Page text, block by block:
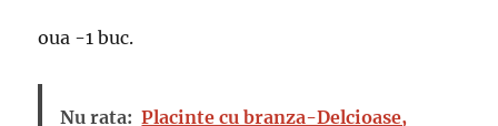
oua -1 buc.
Nu rata: Placinte cu branza-Delcioase,